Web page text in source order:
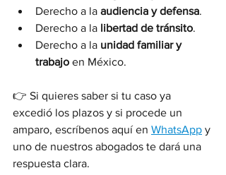
Derecho a la audiencia y defensa.
Derecho a la libertad de tránsito.
Derecho a la unidad familiar y
trabajo en México.
👉 Si quieres saber si tu caso ya
excedió los plazos y si procede un
amparo, escríbenos aquí en WhatsApp y
uno de nuestros abogados te dará una
respuesta clara.